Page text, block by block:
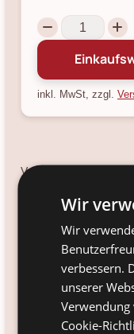
inkl. MwSt, zzgl.
Verfügbarkeit:
Versandinfo:
noch 4 Stück
H58/D11 cm
Wir
Wir
verbessern.
unserer
Verwendung
Cookie-